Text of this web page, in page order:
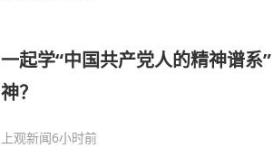
一起学“中国共产党人的精神谱系
神？
上观新闻6小时前